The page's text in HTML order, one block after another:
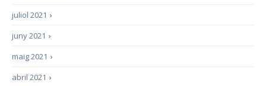
›
juliol 2021
›
juny 2021
›
maig 2021
›
abril 2021